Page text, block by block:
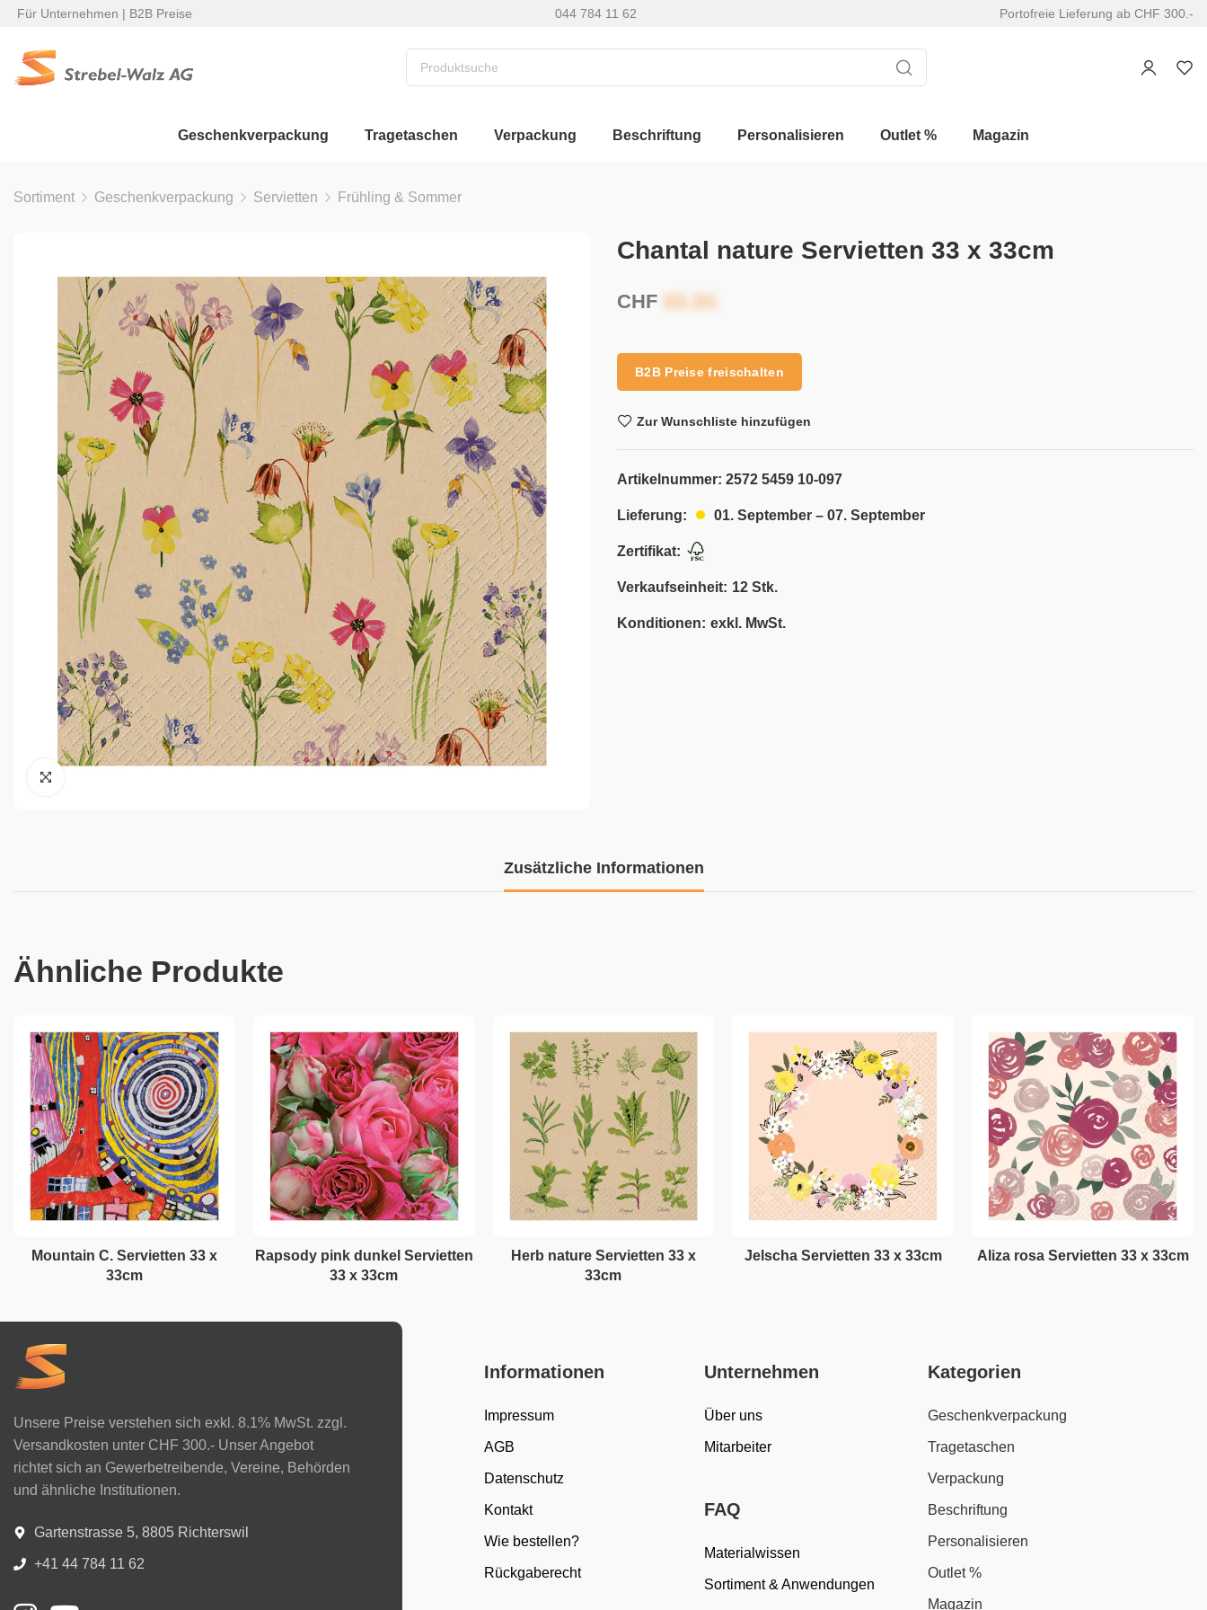
Für Unternehmen | B2B Preise 044 784 11 62 Portofreie Lieferung ab CHF 300.-
Geschenkverpackung Tragetaschen Verpackung Beschriftung Personalisieren Outlet % Magazin
Sortiment Geschenkverpackung Servietten Frühling & Sommer
Chantal nature Servietten 33 x 33cm
CHF
B2B Preise freischalten
Zur Wunschliste hinzufügen
Artikelnummer: 2572 5459 10-097
Lieferung: 01. September – 07. September
Zertifikat:
Verkaufseinheit: 12 Stk.
Konditionen: exkl. MwSt.
Zusätzliche Informationen
Ähnliche Produkte
Mountain C. Servietten 33 x
33cm
Rapsody pink dunkel Servietten
33 x 33cm
Herb nature Servietten 33 x
33cm
Jelscha Servietten 33 x 33cm Aliza rosa Servietten 33 x 33cm
Unsere Preise verstehen sich exkl. 8.1% MwSt. zzgl.
Versandkosten unter CHF 300.- Unser Angebot
richtet sich an Gewerbetreibende, Vereine, Behörden
und ähnliche Institutionen.
Gartenstrasse 5, 8805 Richterswil
+41 44 784 11 62
Informationen
Impressum
AGB
Datenschutz
Kontakt
Wie bestellen?
Rückgaberecht
Unternehmen
Über uns
Mitarbeiter
FAQ
Materialwissen
Sortiment & Anwendungen
Kategorien
Geschenkverpackung
Tragetaschen
Verpackung
Beschriftung
Personalisieren
Outlet %
Magazin